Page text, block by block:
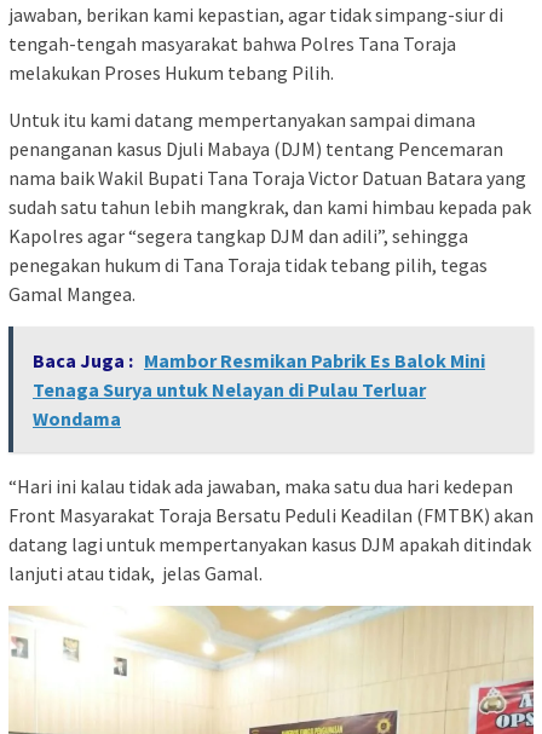
jawaban, berikan kami kepastian, agar tidak simpang-siur di
tengah-tengah masyarakat bahwa Polres Tana Toraja
melakukan Proses Hukum tebang Pilih.
Untuk itu kami datang mempertanyakan sampai dimana
penanganan kasus Djuli Mabaya (DJM) tentang Pencemaran
nama baik Wakil Bupati Tana Toraja Victor Datuan Batara yang
sudah satu tahun lebih mangkrak, dan kami himbau kepada pak
Kapolres agar “segera tangkap DJM dan adili”, sehingga
penegakan hukum di Tana Toraja tidak tebang pilih, tegas
Gamal Mangea.
Baca Juga : Mambor Resmikan Pabrik Es Balok Mini
Tenaga Surya untuk Nelayan di Pulau Terluar
Wondama
“Hari ini kalau tidak ada jawaban, maka satu dua hari kedepan
Front Masyarakat Toraja Bersatu Peduli Keadilan (FMTBK) akan
datang lagi untuk mempertanyakan kasus DJM apakah ditindak
lanjuti atau tidak, jelas Gamal.